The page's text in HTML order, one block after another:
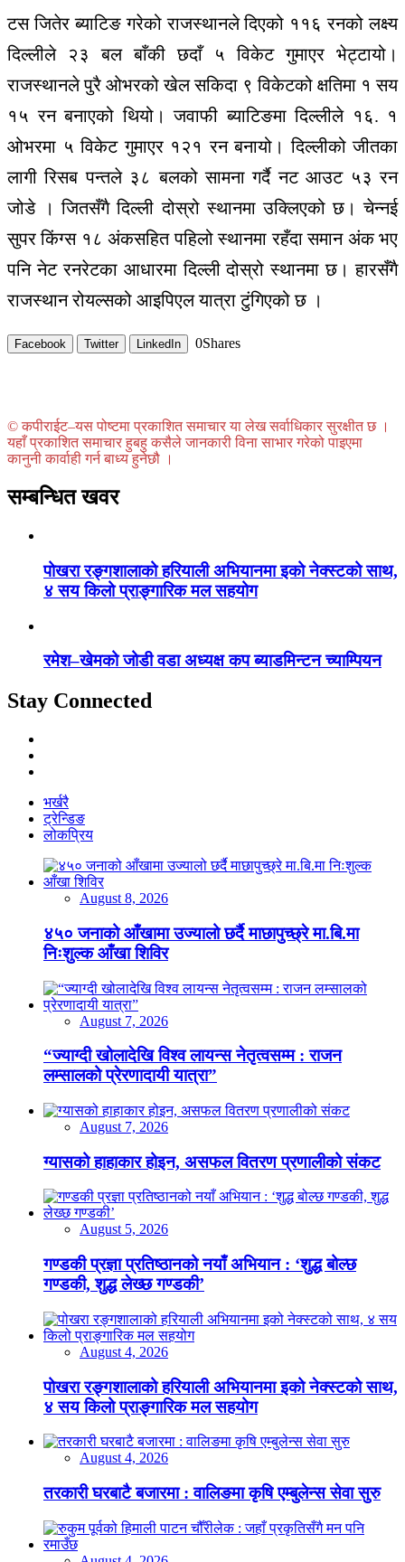
टस जितेर ब्याटिङ गरेको राजस्थानले दिएको ११६ रनको लक्ष्य
दिल्लीले २३ बल बाँकी छदाँ ५ विकेट गुमाएर भेट्टायो।
राजस्थानले पुरै ओभरको खेल सकिदा ९ विकेटको क्षतिमा १ सय
१५ रन बनाएको थियो। जवाफी ब्याटिङमा दिल्लीले १६. १
ओभरमा ५ विकेट गुमाएर १२१ रन बनायो। दिल्लीको जीतका
लागी रिसब पन्तले ३८ बलको सामना गर्दै नट आउट ५३ रन
जोडे । जितसँगै दिल्ली दोस्रो स्थानमा उक्लिएको छ। चेन्नई
सुपर किंग्स १८ अंकसहित पहिलो स्थानमा रहँदा समान अंक भए
पनि नेट रनरेटका आधारमा दिल्ली दोस्रो स्थानमा छ। हारसँगै
राजस्थान रोयल्सको आइपिएल यात्रा टुंगिएको छ ।
Facebook Twitter LinkedIn 0Shares
© कपीराईट–यस पोष्टमा प्रकाशित समाचार या लेख सर्वाधिकार सुरक्षीत छ ।
यहाँ प्रकाशित समाचार हुबहु कसैले जानकारी विना साभार गरेको पाइएमा
कानुनी कार्वाही गर्न बाध्य हुनेछौ ।
सम्बन्धित खवर
पोखरा रङ्गशालाको हरियाली अभियानमा इको नेक्स्टको साथ,
४ सय किलो प्राङ्गारिक मल सहयोग
रमेश–खेमको जोडी वडा अध्यक्ष कप ब्याडमिन्टन च्याम्पियन
Stay Connected
भर्खरै
ट्रेन्डिङ
लोकप्रिय
August 8, 2026
४५० जनाको आँखामा उज्यालो छर्दै माछापुच्छ्रे मा.बि.मा
निःशुल्क आँखा शिविर
August 7, 2026
“ज्याग्दी खोलादेखि विश्व लायन्स नेतृत्वसम्म : राजन
लम्सालको प्रेरणादायी यात्रा”
August 7, 2026
ग्यासको हाहाकार होइन, असफल वितरण प्रणालीको संकट
August 5, 2026
गण्डकी प्रज्ञा प्रतिष्ठानको नयाँ अभियान : ‘शुद्ध बोल्छ
गण्डकी, शुद्ध लेख्छ गण्डकी’
August 4, 2026
पोखरा रङ्गशालाको हरियाली अभियानमा इको नेक्स्टको साथ,
४ सय किलो प्राङ्गारिक मल सहयोग
August 4, 2026
तरकारी घरबाटै बजारमा : वालिङमा कृषि एम्बुलेन्स सेवा सुरु